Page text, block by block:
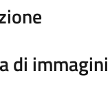
di immagini